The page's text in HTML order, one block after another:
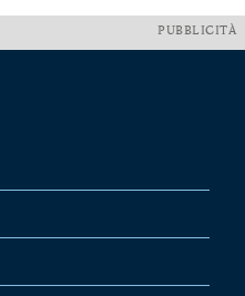
PUBBLICITÀ